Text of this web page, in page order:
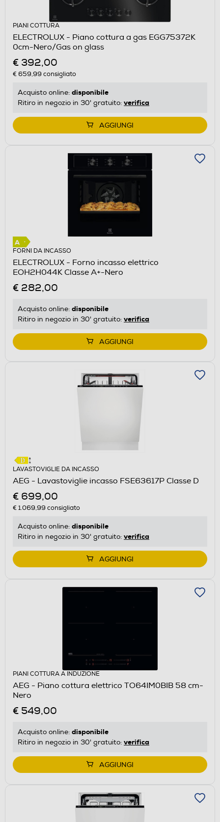
PIANI COTTURA
ELECTROLUX - Piano cottura a gas EGG75372K
0cm-Nero/Gas on glass
€ 392,00
€ 659,99 consigliato
Acquisto online: disponibile
Ritiro in negozio in 30' gratuito: verifica
AGGIUNGI
FORNI DA INCASSO
ELECTROLUX - Forno incasso elettrico
EOH2H044K Classe A+-Nero
€ 282,00
Acquisto online: disponibile
Ritiro in negozio in 30' gratuito: verifica
AGGIUNGI
LAVASTOVIGLIE DA INCASSO
AEG - Lavastoviglie incasso FSE63617P Classe D
€ 699,00
€ 1.069,99 consigliato
Acquisto online: disponibile
Ritiro in negozio in 30' gratuito: verifica
AGGIUNGI
PIANI COTTURA A INDUZIONE
AEG - Piano cottura elettrico TO64IM0BIB 58 cm-
Nero
€ 549,00
Acquisto online: disponibile
Ritiro in negozio in 30' gratuito: verifica
AGGIUNGI